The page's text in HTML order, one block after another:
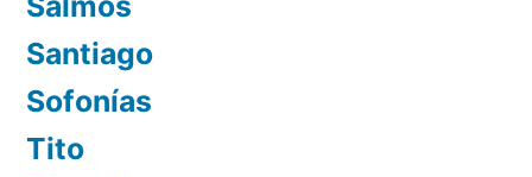
Santiago
Sofonías
Tito